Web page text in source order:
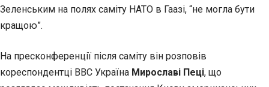
Зеленським на полях саміту НАТО в Гаазі, “не могла бути
кращою”.
На пресконференції після саміту він розповів
кореспондентці BBC Україна Мирославі Пеці, що